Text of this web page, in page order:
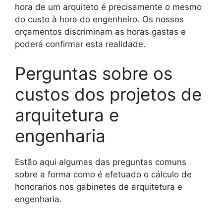
hora de um arquiteto é precisamente o mesmo
do custo à hora do engenheiro. Os nossos
orçamentos discriminam as horas gastas e
poderá confirmar esta realidade.
Perguntas sobre os
custos dos projetos de
arquitetura e
engenharia
Estão aqui algumas das preguntas comuns
sobre a forma como é efetuado o cálculo de
honorarios nos gabinetes de arquitetura e
engenharia.